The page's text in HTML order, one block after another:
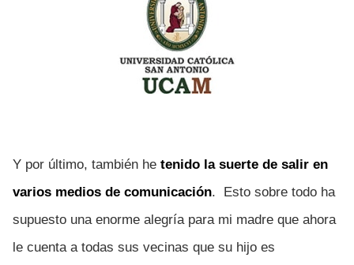
Y por último, también he tenido la suerte de salir en
varios medios de comunicación. Esto sobre todo ha
supuesto una enorme alegría para mi madre que ahora
le cuenta a todas sus vecinas que su hijo es